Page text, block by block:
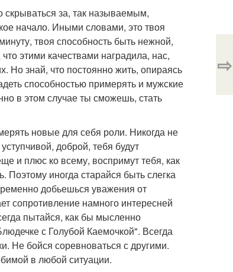
скрываться за, так называемым,
начало. Иными словами, это твоя
твоя способность быть нежной,
этими качествами наградила, нас,
Но знай, что постоянно жить, опираясь
способностью примерять и мужские
в этом случае ты сможешь, стать
новые для себя роли. Никогда не
доброй, тебя будут
и плюс ко всему, воспримут тебя, как
иногда старайся быть слегка
добьешься уважения от
сопротивление намного интересней
пытайся, как бы мысленно
с Голубой Каемочкой". Всегда
Не бойся соревноваться с другими.
в любой ситуации.
⇨